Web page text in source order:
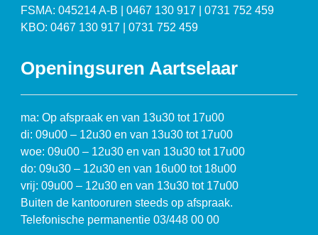
FSMA: 045214 A-B | 0467 130 917 | 0731 752 459
KBO: 0467 130 917 | 0731 752 459
Openingsuren Aartselaar
ma: Op afspraak en van 13u30 tot 17u00
di: 09u00 – 12u30 en van 13u30 tot 17u00
woe: 09u00 – 12u30 en van 13u30 tot 17u00
do: 09u30 – 12u30 en van 16u00 tot 18u00
vrij: 09u00 – 12u30 en van 13u30 tot 17u00
Buiten de kantooruren steeds op afspraak.
Telefonische permanentie 03/448 00 00